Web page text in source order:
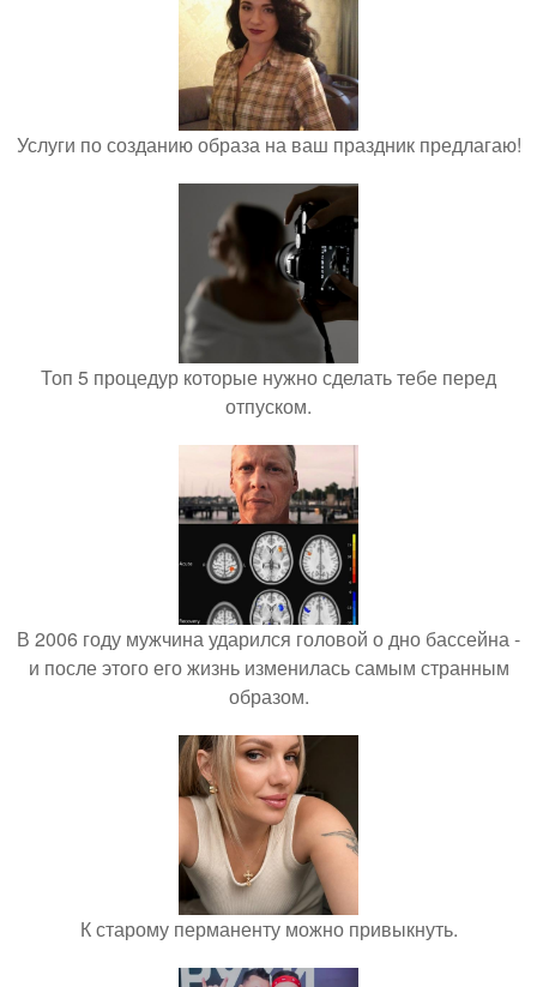
Услуги по созданию образа на ваш праздник предлагаю!
Топ 5 процедур которые нужно сделать тебе перед
отпуском.
В 2006 году мужчина ударился головой о дно бассейна -
и после этого его жизнь изменилась самым странным
образом.
К старому перманенту можно привыкнуть.